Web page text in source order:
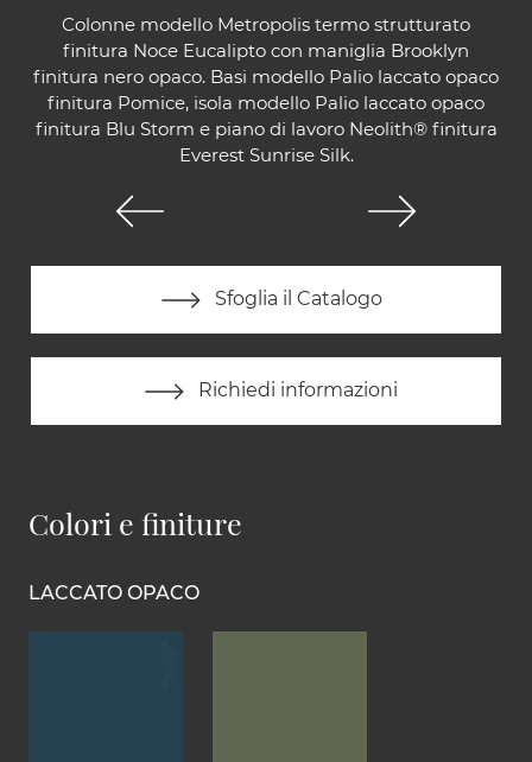
Colonne modello Metropolis termo strutturato
finitura Noce Eucalipto con maniglia Brooklyn
finitura nero opaco. Basi modello Palio laccato opaco
finitura Pomice, isola modello Palio laccato opaco
finitura Blu Storm e piano di lavoro Neolith® finitura
Everest Sunrise Silk.
Sfoglia il Catalogo
Richiedi informazioni
Colori e finiture
LACCATO OPACO